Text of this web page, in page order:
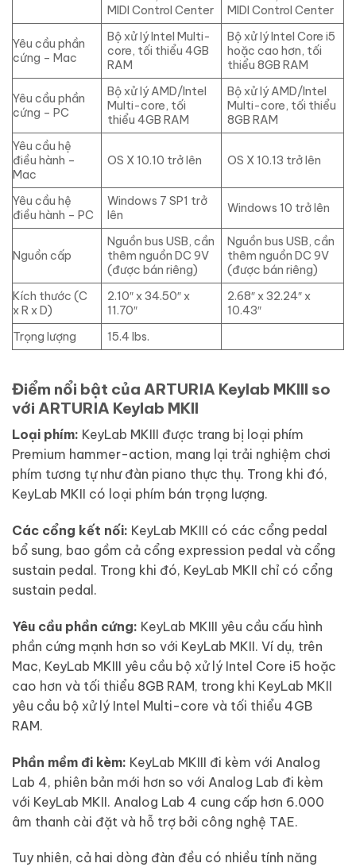
MIDI Control Center
MIDI Control Center
Yêu cầu phần
cứng – Mac
Bộ xử lý Intel Multi-
core, tối thiểu 4GB
RAM
Bộ xử lý Intel Core i5
hoặc cao hơn, tối
thiểu 8GB RAM
Yêu cầu phần
cứng – PC
Bộ xử lý AMD/Intel
Multi-core, tối
thiểu 4GB RAM
Bộ xử lý AMD/Intel
Multi-core, tối thiểu
8GB RAM
Yêu cầu hệ
điều hành –
Mac
OS X 10.10 trở lên OS X 10.13 trở lên
Yêu cầu hệ
điều hành – PC
Windows 7 SP1 trở
lên
Windows 10 trở lên
Nguồn cấp
Nguồn bus USB, cần
thêm nguồn DC 9V
(được bán riêng)
Nguồn bus USB, cần
thêm nguồn DC 9V
(được bán riêng)
Kích thước (C
x R x D)
2.10″ x 34.50″ x
11.70″
2.68″ x 32.24″ x
10.43″
Trọng lượng
15.4 lbs.
Điểm nổi bật của ARTURIA Keylab MKIII so
với ARTURIA Keylab MKII
Loại phím: KeyLab MKIII được trang bị loại phím
Premium hammer-action, mang lại trải nghiệm chơi
phím tương tự như đàn piano thực thụ. Trong khi đó,
KeyLab MKII có loại phím bán trọng lượng.
Các cổng kết nối: KeyLab MKIII có các cổng pedal
bổ sung, bao gồm cả cổng expression pedal và cổng
sustain pedal. Trong khi đó, KeyLab MKII chỉ có cổng
sustain pedal.
Yêu cầu phần cứng: KeyLab MKIII yêu cầu cấu hình
phần cứng mạnh hơn so với KeyLab MKII. Ví dụ, trên
Mac, KeyLab MKIII yêu cầu bộ xử lý Intel Core i5 hoặc
cao hơn và tối thiểu 8GB RAM, trong khi KeyLab MKII
yêu cầu bộ xử lý Intel Multi-core và tối thiểu 4GB
RAM.
Phần mềm đi kèm: KeyLab MKIII đi kèm với Analog
Lab 4, phiên bản mới hơn so với Analog Lab đi kèm
với KeyLab MKII. Analog Lab 4 cung cấp hơn 6.000
âm thanh cài đặt và hỗ trợ bởi công nghệ TAE.
Tuy nhiên, cả hai dòng đàn đều có nhiều tính năng